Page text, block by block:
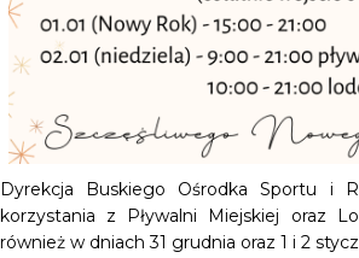
Dyrekcja Buskiego Ośrodka Sportu i
korzystania z Pływalni Miejskiej oraz
również w dniach 31 grudnia oraz 1 i 2